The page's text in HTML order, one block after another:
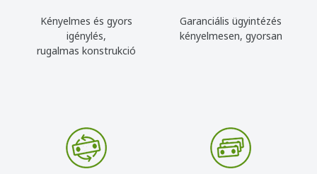
Kényelmes és gyors
igénylés,
rugalmas konstrukció
Garanciális ügyintézés
kényelmesen, gyorsan